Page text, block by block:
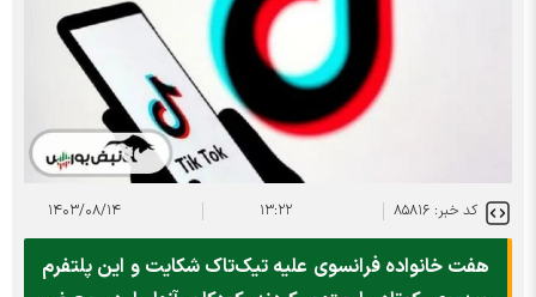
کد خبر: ۸۵۸۱۶ ۱۳:۲۲ ۱۴۰۳/۰۸/۱۴
هفت خانواده فرانسوی علیه تیک‌تاک شکایت و این پلتفرم